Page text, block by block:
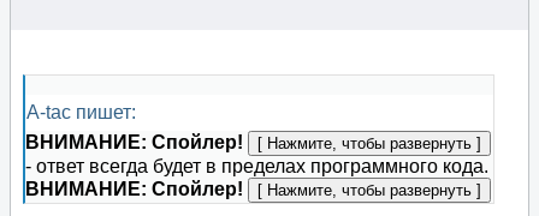
A-tac пишет:
ВНИМАНИЕ: Спойлер!
- ответ всегда будет в пределах программного кода.
ВНИМАНИЕ: Спойлер!